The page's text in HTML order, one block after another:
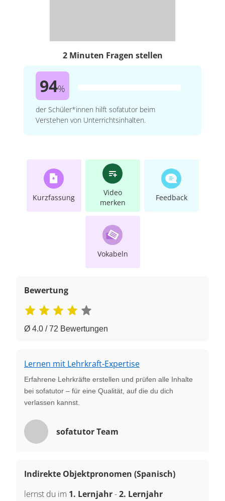
2 Minuten Fragen stellen
94%
der Schüler*innen hilft sofatutor beim
Verstehen von Unterrichtsinhalten.
Kurzfassung
Video
merken
Feedback
Vokabeln
Bewertung
Ø 4.0 / 72 Bewertungen
Lernen mit Lehrkraft-Expertise
Erfahrene Lehrkräfte erstellen und prüfen alle Inhalte
bei sofatutor – für eine Qualität, auf die du dich
verlassen kannst.
sofatutor Team
Indirekte Objektpronomen (Spanisch)
lernst du im 1. Lernjahr-2. Lernjahr